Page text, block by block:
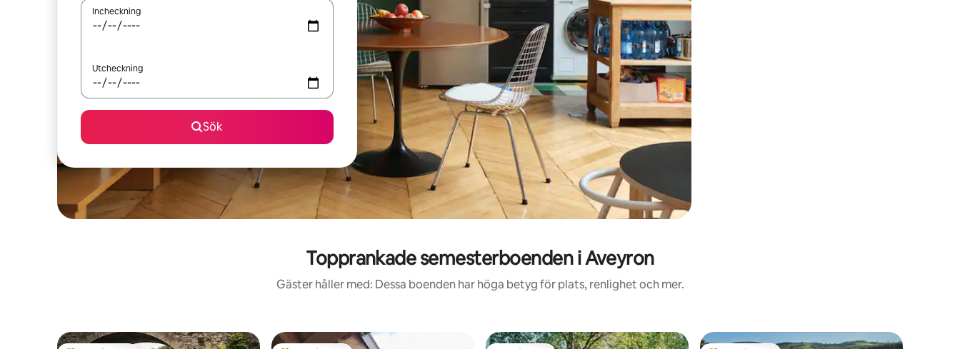
Incheckning
Utcheckning
Sök
Topprankade semesterboenden i Aveyron
Gäster håller med: Dessa boenden har höga betyg för plats, renlighet och mer.